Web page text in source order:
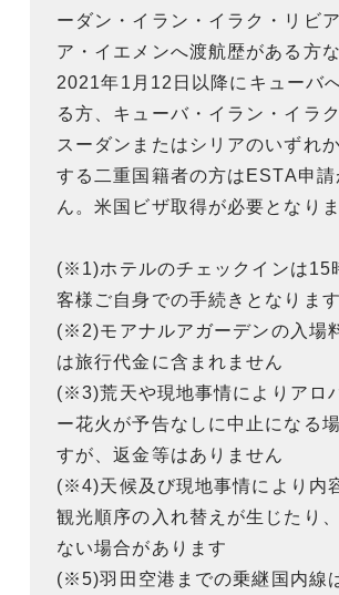
ーダン・イラン・イラク・リビ
ア・イエメンへ渡航歴がある方な
2021年1月12日以降にキューバ
る方、キューバ・イラン・イラ
スーダンまたはシリアのいずれ
する二重国籍者の方はESTA申請
ん。米国ビザ取得が必要となりま
(※1)ホテルのチェックインは15
客様ご自身での手続きとなります
(※2)モアナルアガーデンの入場
は旅行代金に含まれません
(※3)荒天や現地事情によりアロ
ー花火が予告なしに中止になる
すが、返金等はありません
(※4)天候及び現地事情により内
観光順序の入れ替えが生じたり
ない場合があります
(※5)羽田空港までの乗継国内線